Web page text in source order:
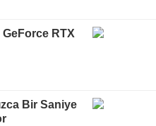
RTX
Bir Saniye